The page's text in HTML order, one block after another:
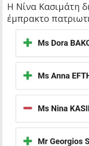
Η Νίνα Κασιμάτη
έμπρακτο